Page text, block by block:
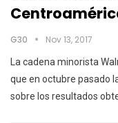
G30 Nov 13, 2017
La cadena minorista
que en octubre pasado
sobre los resultados